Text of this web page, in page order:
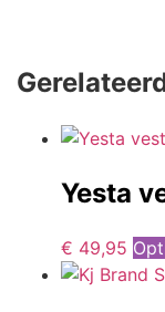
Yesta
€ 49,95